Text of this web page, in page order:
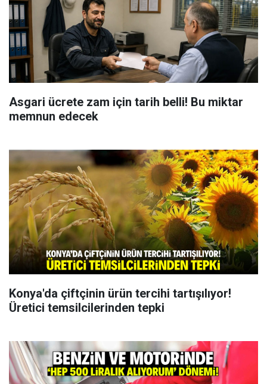
Asgari ücrete zam için tarih belli! Bu miktar
memnun edecek
Konya'da çiftçinin ürün tercihi tartışılıyor!
Üretici temsilcilerinden tepki